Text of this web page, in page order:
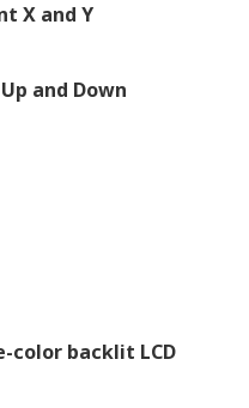
X and Y
and Down
color backlit LCD